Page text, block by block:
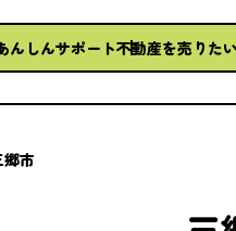
んしんサポート不動産を売りた
郷市